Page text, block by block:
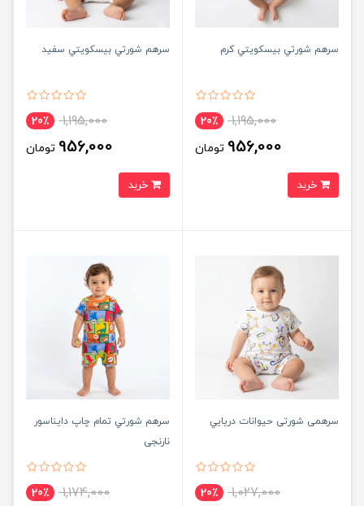
سرهم شورتي بيسكويتي کرم
1,195,000 20٪
956,000 تومان
سرهم شورتي بيسكويتي سفید
1,195,000 20٪
956,000 تومان
سرهمی شورتی حيوانات دريايي
1,027,000 20٪
سرهم شورتي تمام چاپ دايناسور
نارنجی
1,174,000 20٪